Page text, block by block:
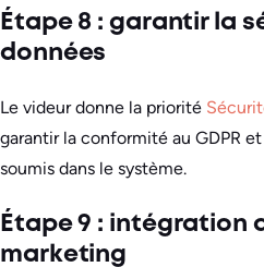
Étape 8 : garantir la
données
Le videur donne la priorité
garantir la conformité au GDPR
soumis dans le système.
Étape 9 : intégration
marketing